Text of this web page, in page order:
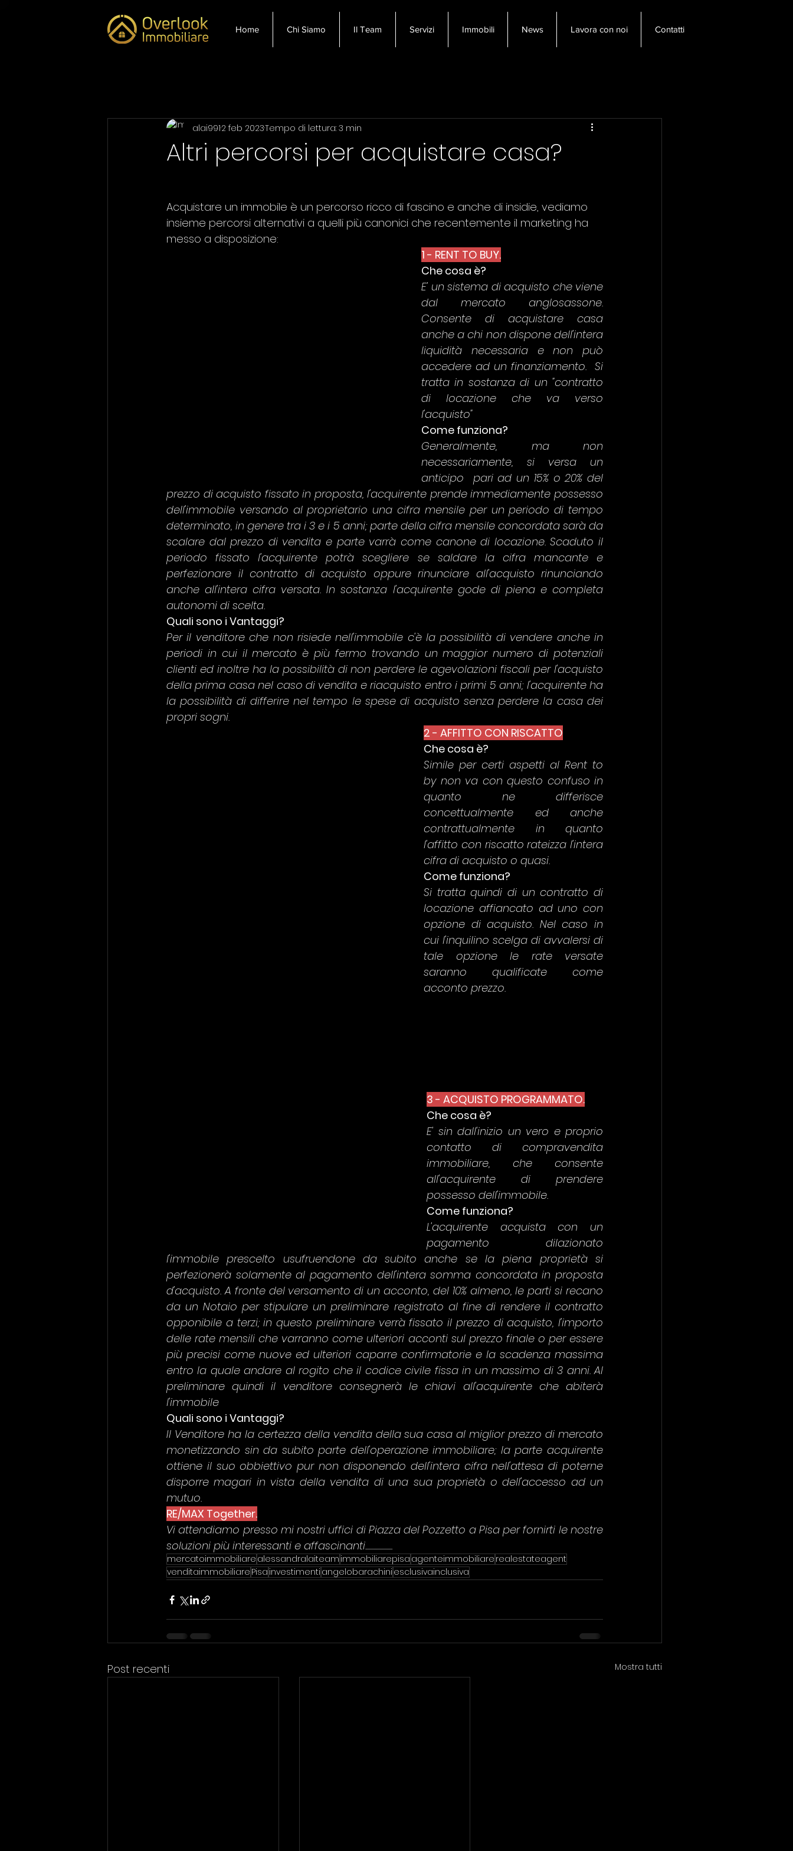
Home Chi Siamo Il Team Servizi Immobili News Lavora con noi Contatti
AngeloBarachini Consulenti Immobiliare
Altri percorsi per acquistare casa?
alai9912 feb 2023Tempo di lettura: 3 min
Acquistare un immobile è un percorso ricco di fascino e anche di insidie, vediamo
insieme percorsi alternativi a quelli più canonici che recentemente il marketing ha
messo a disposizione:
1 - RENT TO BUY.
Che cosa è?
E' un sistema di acquisto che viene
dal mercato anglosassone.
Consente di acquistare casa
anche a chi non dispone dell'intera
liquidità necessaria e non può
accedere ad un finanziamento.  Si
tratta in sostanza di un "contratto
di locazione che va verso
l'acquisto"
Come funziona?
Generalmente, ma non
necessariamente, si versa un
anticipo  pari ad un 15% o 20% del
prezzo di acquisto fissato in proposta, l'acquirente prende immediamente possesso
dell'immobile versando al proprietario una cifra mensile per un periodo di tempo
determinato, in genere tra i 3 e i 5 anni; parte della cifra mensile concordata sarà da
scalare dal prezzo di vendita e parte varrà come canone di locazione. Scaduto il
periodo fissato l'acquirente potrà scegliere se saldare la cifra mancante e
perfezionare il contratto di acquisto oppure rinunciare all'acquisto rinunciando
anche all'intera cifra versata. In sostanza l'acquirente gode di piena e completa
autonomi di scelta.
Quali sono i Vantaggi?
Per il venditore che non risiede nell'immobile c'è la possibilità di vendere anche in
periodi in cui il mercato è più fermo trovando un maggior numero di potenziali
clienti ed inoltre ha la possibilità di non perdere le agevolazioni fiscali per l'acquisto
della prima casa nel caso di vendita e riacquisto entro i primi 5 anni; l'acquirente ha
la possibilità di differire nel tempo le spese di acquisto senza perdere la casa dei
propri sogni.
2 - AFFITTO CON RISCATTO
Che cosa è?
Simile per certi aspetti al Rent to
by non va con questo confuso in
quanto ne differisce
concettualmente ed anche
contrattualmente in quanto
l'affitto con riscatto rateizza l'intera
cifra di acquisto o quasi.
Come funziona?
Si tratta quindi di un contratto di
locazione affiancato ad uno con
opzione di acquisto. Nel caso in
cui l'inquilino scelga di avvalersi di
tale opzione le rate versate
saranno qualificate come
acconto prezzo.
3 - ACQUISTO PROGRAMMATO.
Che cosa è?
E' sin dall'inizio un vero e proprio
contatto di compravendita
immobiliare, che consente
all'acquirente di prendere
possesso dell'immobile.
Come funziona?
L'acquirente acquista con un
pagamento dilazionato
l'immobile prescelto usufruendone da subito anche se la piena proprietà si
perfezionerà solamente al pagamento dell'intera somma concordata in proposta
d'acquisto. A fronte del versamento di un acconto, del 10% almeno, le parti si recano
da un Notaio per stipulare un preliminare registrato al fine di rendere il contratto
opponibile a terzi; in questo preliminare verrà fissato il prezzo di acquisto, l'importo
delle rate mensili che varranno come ulteriori acconti sul prezzo finale o per essere
più precisi come nuove ed ulteriori caparre confirmatorie e la scadenza massima
entro la quale andare al rogito che il codice civile fissa in un massimo di 3 anni. Al
preliminare quindi il venditore consegnerà le chiavi all'acquirente che abiterà
l'immobile
Quali sono i Vantaggi?
Il Venditore ha la certezza della vendita della sua casa al miglior prezzo di mercato
monetizzando sin da subito parte dell'operazione immobiliare; la parte acquirente
ottiene il suo obbiettivo pur non disponendo dell'intera cifra nell'attesa di poterne
disporre magari in vista della vendita di una sua proprietà o dell'accesso ad un
mutuo.
RE/MAX Together.
Vi attendiamo presso mi nostri uffici di Piazza del Pozzetto a Pisa per fornirti le nostre
soluzioni più interessanti e affascinanti.......................
mercatoimmobiliare alessandralaiteam immobiliarepisa agenteimmobiliare realestateagent
venditaimmobiliare Pisa investimenti angelobarachini esclusivainclusiva
Post recenti Mostra tutti